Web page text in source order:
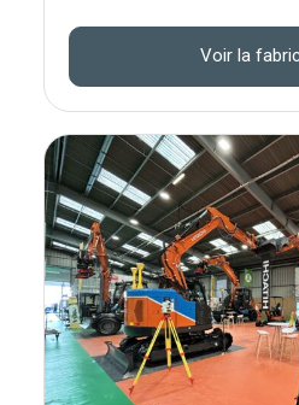
Voir la